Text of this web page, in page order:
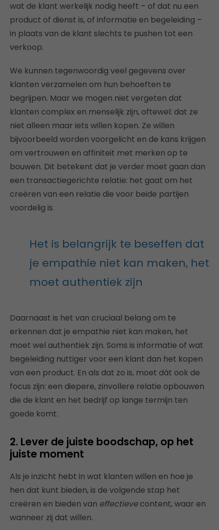
wat de klant werkelijk nodig heeft – of dat nu een
product of dienst is, of informatie en begeleiding –
in plaats van de klant slechts te pushen tot een
verkoop.
We kunnen tegenwoordig veel gegevens over
klanten verzamelen om hun behoeften te
begrijpen. Maar we mogen niet vergeten dat
klanten complex en menselijk zijn, oftewel: dat ze
niet alleen maar iets willen kopen. Ze willen
bijvoorbeeld worden voorgelicht en de kans krijgen
om vertrouwen en affiniteit met merken op te
bouwen. Dit betekent dat je verder moet gaan dan
een transactiegerichte relatie: het gaat om het
creëren van een relatie die voor beide partijen
voordelig is.
Het is belangrijk te beseffen dat
je empathie niet kan maken, het
moet authentiek zijn
Daarnaast is het van cruciaal belang om te
erkennen dat je empathie niet kan maken, het
moet wel authentiek zijn. Soms is informatie of wat
begeleiding nuttiger voor een klant dan het kopen
van een product. En als dat zo is, moet dát ook de
focus zijn: een diepere, zinvollere relatie opbouwen
die de klant en het bedrijf op lange termijn ten
goede komt.
2. Lever de juiste boodschap, op het
juiste moment
Als je inzicht hebt in wat klanten willen en hoe je
hen dat kunt bieden, is de volgende stap het
creëren en bieden van effectievecontent, waar en
wanneer zij dat willen.